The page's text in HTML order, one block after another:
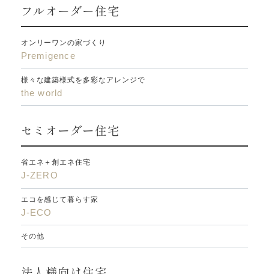
フルオーダー住宅
オンリーワンの家づくり
Premigence
様々な建築様式を多彩なアレンジで
the world
セミオーダー住宅
省エネ＋創エネ住宅
J-ZERO
エコを感じて暮らす家
J-ECO
その他